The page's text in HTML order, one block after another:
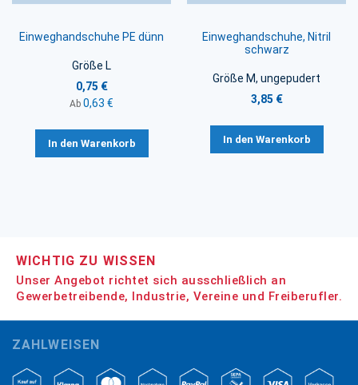
Einweghandschuhe PE dünn
Größe L
0,75 €
Ab 0,63 €
In den Warenkorb
Einweghandschuhe, Nitril
schwarz
Größe M, ungepudert
3,85 €
In den Warenkorb
WICHTIG ZU WISSEN
Unser Angebot richtet sich ausschließlich an
Gewerbetreibende, Industrie, Vereine und Freiberufler.
ZAHLWEISEN